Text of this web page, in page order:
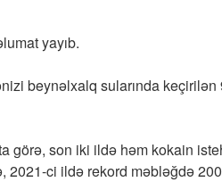
yayıb.
beynəlxalq sularında
görə, son iki ildə həm kokain
2021-ci ildə rekord məbləğdə